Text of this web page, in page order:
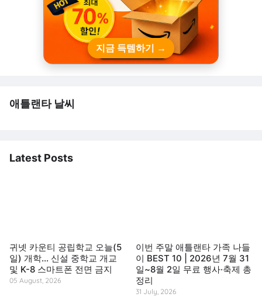
지금 득템하기 →
애틀랜타 날씨
Latest Posts
귀넷 카운티 공립학교 오늘(5
일) 개학… 신설 중학교 개교
및 K-8 스마트폰 전면 금지
05 August, 2026
이번 주말 애틀랜타 가족 나들
이 BEST 10 | 2026년 7월 31
일~8월 2일 무료 행사·축제 총
정리
31 July, 2026